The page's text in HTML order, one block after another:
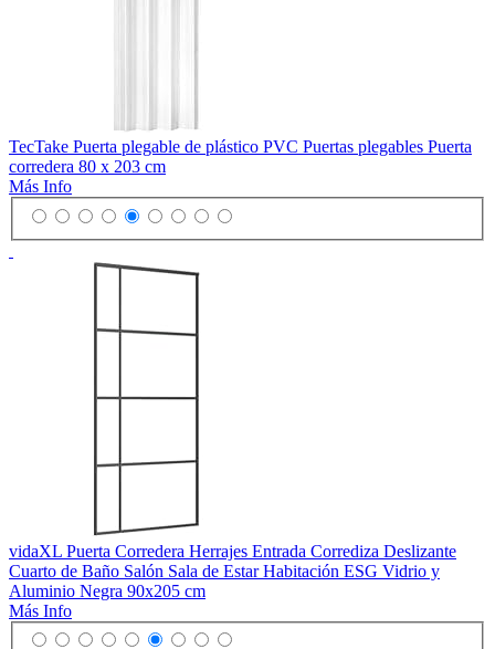
TecTake Puerta plegable de plástico PVC Puertas plegables Puerta
corredera 80 x 203 cm
Más Info
vidaXL Puerta Corredera Herrajes Entrada Corrediza Deslizante
Cuarto de Baño Salón Sala de Estar Habitación ESG Vidrio y
Aluminio Negra 90x205 cm
Más Info